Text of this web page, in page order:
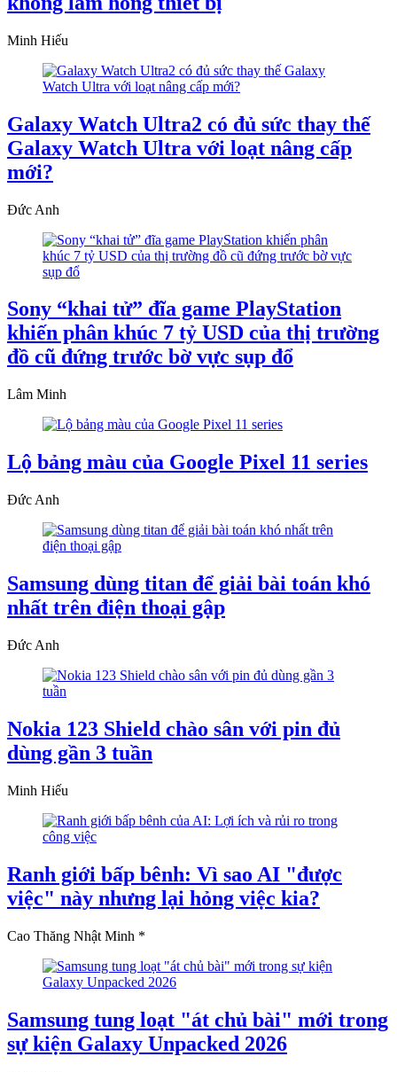
Minh Hiếu
Galaxy Watch Ultra2 có đủ sức thay thế
Galaxy Watch Ultra với loạt nâng cấp
mới?
Đức Anh
Sony “khai tử” đĩa game PlayStation
khiến phân khúc 7 tỷ USD của thị trường
đồ cũ đứng trước bờ vực sụp đổ
Lâm Minh
Lộ bảng màu của Google Pixel 11 series
Đức Anh
Samsung dùng titan để giải bài toán khó
nhất trên điện thoại gập
Đức Anh
Nokia 123 Shield chào sân với pin đủ
dùng gần 3 tuần
Minh Hiếu
Ranh giới bấp bênh: Vì sao AI "được
việc" này nhưng lại hỏng việc kia?
Cao Thăng Nhật Minh *
Samsung tung loạt "át chủ bài" mới trong
sự kiện Galaxy Unpacked 2026